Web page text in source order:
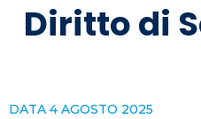
Diritto di
DATA 4 AGOSTO 2025